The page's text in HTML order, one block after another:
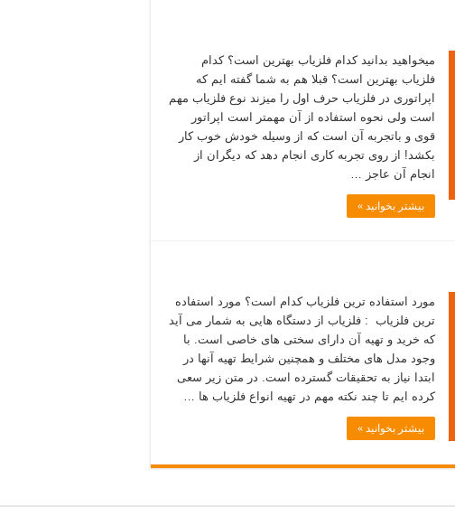
میخواهید بدانید کدام فلزیاب بهترین است؟ کدام
فلزیاب بهترین است؟ قبلا هم به شما گفته ایم که
اپراتوری در فلزیاب حرف اول را میزند نوع فلزیاب مهم
است ولی نحوه استفاده از آن مهمتر است اپراتور
قوی و باتجربه آن است که از وسیله خودش خوب کار
بکشد! از روی تجربه کاری انجام دهد که دیگران از
انجام آن عاجز …
بیشتر بخوانید »
مورد استفاده ترین فلزیاب کدام است؟ مورد استفاده
ترین فلزیاب : فلزیاب از دستگاه هایی به شمار می آید
که خرید و تهیه آن دارای سختی های خاصی است. با
وجود مدل های مختلف و همچنین شرایط تهیه آنها در
ابتدا نیاز به تحقیقات گسترده است. در متن زیر سعی
کرده ایم تا چند نکته مهم در تهیه انواع فلزیاب ها …
بیشتر بخوانید »